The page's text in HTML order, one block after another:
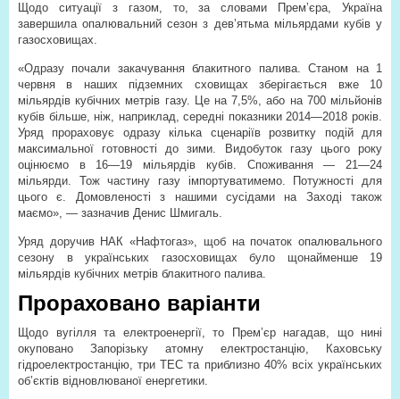
Щодо ситуації з газом, то, за словами Прем’єра, Україна
завершила опалювальний сезон з дев’ятьма мільярдами кубів у
газосховищах.
«Одразу почали закачування блакитного палива. Станом на 1
червня в наших підземних сховищах зберігається вже 10
мільярдів кубічних метрів газу. Це на 7,5%, або на 700 мільйонів
кубів більше, ніж, наприклад, середні показники 2014—2018 років.
Уряд прораховує одразу кілька сценаріїв розвитку подій для
максимальної готовності до зими. Видобуток газу цього року
оцінюємо в 16—19 мільярдів кубів. Споживання — 21—24
мільярди. Тож частину газу імпортуватимемо. Потужності для
цього є. Домовленості з нашими сусідами на Заході також
маємо», — зазначив Денис Шмигаль.
Уряд доручив НАК «Нафтогаз», щоб на початок опалювального
сезону в українських газосховищах було щонайменше 19
мільярдів кубічних метрів блакитного палива.
Прораховано варіанти
Щодо вугілля та електроенергії, то Прем’єр нагадав, що нині
окуповано Запорізьку атомну електростанцію, Каховську
гідроелектростанцію, три ТЕС та приблизно 40% всіх українських
об’єктів відновлюваної енергетики.